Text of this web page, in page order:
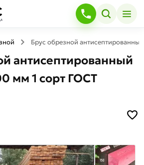
Брус обрезной
антисептированный
мм 1 сорт ГОСТ